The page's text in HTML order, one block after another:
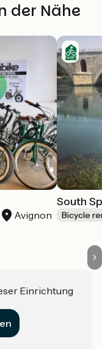
der Nähe
Avignon
South
Bicycle
Einrichtung